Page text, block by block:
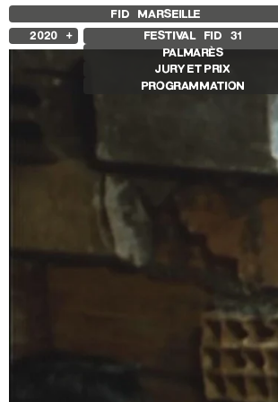
FID MARSEILLE
2020 FESTIVAL FID 31
PALMARÈS
JURY ET PRIX
PROGRAMMATION
Compétition Ciné+
Compétition Cnap
Autres joyaux
Autres programmes
Séances spéciales